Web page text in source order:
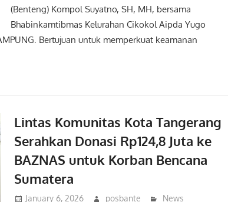
(Benteng) Kompol Suyatno, SH, MH, bersama
Bhabinkamtibmas Kelurahan Cikokol Aipda Yugo
Bertujuan untuk memperkuat keamanan
Lintas Komunitas Kota Tangerang
Serahkan Donasi Rp124,8 Juta ke
BAZNAS untuk Korban Bencana
Sumatera
January 6, 2026 posbante News